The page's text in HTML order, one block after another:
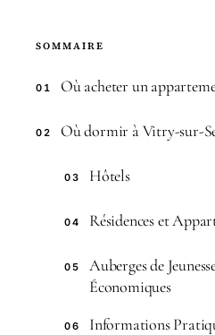
SOMMAIRE
01 Où acheter un
02 Où dormir à Vitry-sur-
03 Hôtels
04 Résidences et
05
Auberges de
Économiques
06 Informations